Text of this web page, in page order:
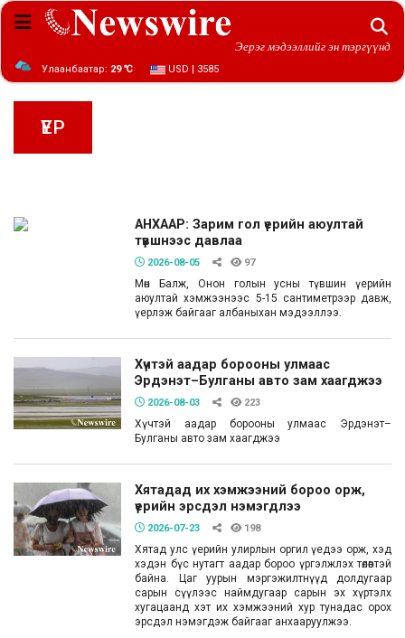
Эерэг мэдээллийг эн тэргүүнд
Улаанбаатар: 29 ℃ USD | 3585
ҮЕР
АНХААР: Зарим гол үерийн аюултай
түвшнээс давлаа
2026-08-05 97
Мөн Балж, Онон голын усны түвшин үерийн
аюултай хэмжээнээс 5-15 сантиметрээр давж,
үерлэж байгааг албаныхан мэдээллээ.
Хүчтэй аадар борооны улмаас
Эрдэнэт–Булганы авто зам хаагджээ
2026-08-03 223
Хүчтэй аадар борооны улмаас Эрдэнэт–
Булганы авто зам хаагджээ
Хятадад их хэмжээний бороо орж,
үерийн эрсдэл нэмэгдлээ
2026-07-23 198
Хятад улс үерийн улирлын оргил үедээ орж, хэд
хэдэн бүс нутагт аадар бороо үргэлжлэх төлөвтэй
байна. Цаг уурын мэргэжилтнүүд долдугаар
сарын сүүлээс наймдугаар сарын эх хүртэлх
хугацаанд хэт их хэмжээний хур тунадас орох
эрсдэл нэмэгдэж байгааг анхааруулжээ.